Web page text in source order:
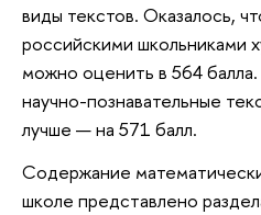
виды текстов. Оказалось,
российскими школьниками
можно оценить в 564
научно-познавательные
лучше — на 571 балл.
Содержание
школе представлено